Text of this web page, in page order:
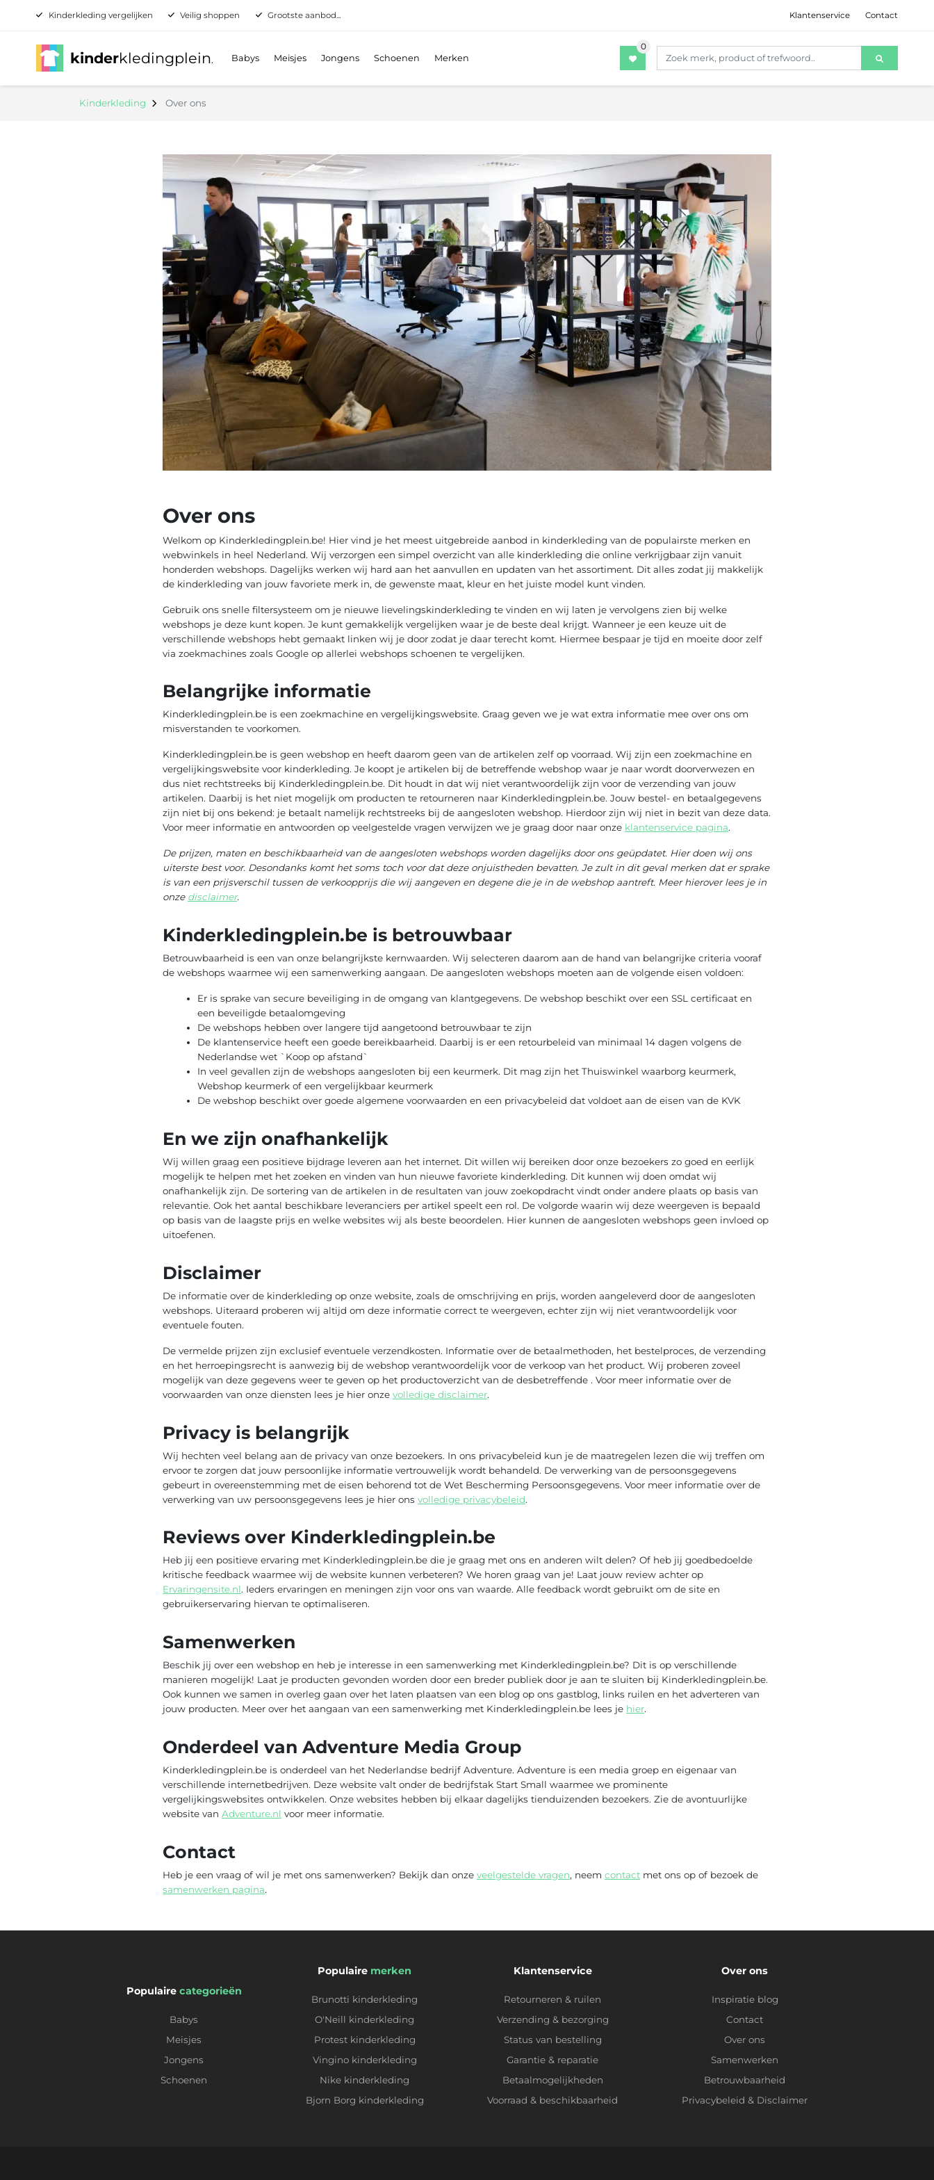
Kinderkleding vergelijken Veilig shoppen Grootste aanbod... Klantenservice Contact
kinderkledingplein. Babys Meisjes Jongens Schoenen Merken
Kinderkleding Over ons
Over ons
Welkom op Kinderkledingplein.be! Hier vind je het meest uitgebreide aanbod in kinderkleding van de populairste merken en
webwinkels in heel Nederland. Wij verzorgen een simpel overzicht van alle kinderkleding die online verkrijgbaar zijn vanuit
honderden webshops. Dagelijks werken wij hard aan het aanvullen en updaten van het assortiment. Dit alles zodat jij makkelijk
de kinderkleding van jouw favoriete merk in, de gewenste maat, kleur en het juiste model kunt vinden.
Gebruik ons snelle filtersysteem om je nieuwe lievelingskinderkleding te vinden en wij laten je vervolgens zien bij welke
webshops je deze kunt kopen. Je kunt gemakkelijk vergelijken waar je de beste deal krijgt. Wanneer je een keuze uit de
verschillende webshops hebt gemaakt linken wij je door zodat je daar terecht komt. Hiermee bespaar je tijd en moeite door zelf
via zoekmachines zoals Google op allerlei webshops schoenen te vergelijken.
Belangrijke informatie
Kinderkledingplein.be is een zoekmachine en vergelijkingswebsite. Graag geven we je wat extra informatie mee over ons om
misverstanden te voorkomen.
Kinderkledingplein.be is geen webshop en heeft daarom geen van de artikelen zelf op voorraad. Wij zijn een zoekmachine en
vergelijkingswebsite voor kinderkleding. Je koopt je artikelen bij de betreffende webshop waar je naar wordt doorverwezen en
dus niet rechtstreeks bij Kinderkledingplein.be. Dit houdt in dat wij niet verantwoordelijk zijn voor de verzending van jouw
artikelen. Daarbij is het niet mogelijk om producten te retourneren naar Kinderkledingplein.be. Jouw bestel- en betaalgegevens
zijn niet bij ons bekend: je betaalt namelijk rechtstreeks bij de aangesloten webshop. Hierdoor zijn wij niet in bezit van deze data.
Voor meer informatie en antwoorden op veelgestelde vragen verwijzen we je graag door naar onze klantenservice pagina.
De prijzen, maten en beschikbaarheid van de aangesloten webshops worden dagelijks door ons geüpdatet. Hier doen wij ons
uiterste best voor. Desondanks komt het soms toch voor dat deze onjuistheden bevatten. Je zult in dit geval merken dat er sprake
is van een prijsverschil tussen de verkoopprijs die wij aangeven en degene die je in de webshop aantreft. Meer hierover lees je in
onze disclaimer.
Kinderkledingplein.be is betrouwbaar
Betrouwbaarheid is een van onze belangrijkste kernwaarden. Wij selecteren daarom aan de hand van belangrijke criteria vooraf
de webshops waarmee wij een samenwerking aangaan. De aangesloten webshops moeten aan de volgende eisen voldoen:
Er is sprake van secure beveiliging in de omgang van klantgegevens. De webshop beschikt over een SSL certificaat en
een beveiligde betaalomgeving
De webshops hebben over langere tijd aangetoond betrouwbaar te zijn
De klantenservice heeft een goede bereikbaarheid. Daarbij is er een retourbeleid van minimaal 14 dagen volgens de
Nederlandse wet `Koop op afstand`
In veel gevallen zijn de webshops aangesloten bij een keurmerk. Dit mag zijn het Thuiswinkel waarborg keurmerk,
Webshop keurmerk of een vergelijkbaar keurmerk
De webshop beschikt over goede algemene voorwaarden en een privacybeleid dat voldoet aan de eisen van de KVK
En we zijn onafhankelijk
Wij willen graag een positieve bijdrage leveren aan het internet. Dit willen wij bereiken door onze bezoekers zo goed en eerlijk
mogelijk te helpen met het zoeken en vinden van hun nieuwe favoriete kinderkleding. Dit kunnen wij doen omdat wij
onafhankelijk zijn. De sortering van de artikelen in de resultaten van jouw zoekopdracht vindt onder andere plaats op basis van
relevantie. Ook het aantal beschikbare leveranciers per artikel speelt een rol. De volgorde waarin wij deze weergeven is bepaald
op basis van de laagste prijs en welke websites wij als beste beoordelen. Hier kunnen de aangesloten webshops geen invloed op
uitoefenen.
Disclaimer
De informatie over de kinderkleding op onze website, zoals de omschrijving en prijs, worden aangeleverd door de aangesloten
webshops. Uiteraard proberen wij altijd om deze informatie correct te weergeven, echter zijn wij niet verantwoordelijk voor
eventuele fouten.
De vermelde prijzen zijn exclusief eventuele verzendkosten. Informatie over de betaalmethoden, het bestelproces, de verzending
en het herroepingsrecht is aanwezig bij de webshop verantwoordelijk voor de verkoop van het product. Wij proberen zoveel
mogelijk van deze gegevens weer te geven op het productoverzicht van de desbetreffende . Voor meer informatie over de
voorwaarden van onze diensten lees je hier onze volledige disclaimer.
Privacy is belangrijk
Wij hechten veel belang aan de privacy van onze bezoekers. In ons privacybeleid kun je de maatregelen lezen die wij treffen om
ervoor te zorgen dat jouw persoonlijke informatie vertrouwelijk wordt behandeld. De verwerking van de persoonsgegevens
gebeurt in overeenstemming met de eisen behorend tot de Wet Bescherming Persoonsgegevens. Voor meer informatie over de
verwerking van uw persoonsgegevens lees je hier ons volledige privacybeleid.
Reviews over Kinderkledingplein.be
Heb jij een positieve ervaring met Kinderkledingplein.be die je graag met ons en anderen wilt delen? Of heb jij goedbedoelde
kritische feedback waarmee wij de website kunnen verbeteren? We horen graag van je! Laat jouw review achter op
Ervaringensite.nl. Ieders ervaringen en meningen zijn voor ons van waarde. Alle feedback wordt gebruikt om de site en
gebruikerservaring hiervan te optimaliseren.
Samenwerken
Beschik jij over een webshop en heb je interesse in een samenwerking met Kinderkledingplein.be? Dit is op verschillende
manieren mogelijk! Laat je producten gevonden worden door een breder publiek door je aan te sluiten bij Kinderkledingplein.be.
Ook kunnen we samen in overleg gaan over het laten plaatsen van een blog op ons gastblog, links ruilen en het adverteren van
jouw producten. Meer over het aangaan van een samenwerking met Kinderkledingplein.be lees je hier.
Onderdeel van Adventure Media Group
Kinderkledingplein.be is onderdeel van het Nederlandse bedrijf Adventure. Adventure is een media groep en eigenaar van
verschillende internetbedrijven. Deze website valt onder de bedrijfstak Start Small waarmee we prominente
vergelijkingswebsites ontwikkelen. Onze websites hebben bij elkaar dagelijks tienduizenden bezoekers. Zie de avontuurlijke
website van Adventure.nl voor meer informatie.
Contact
Heb je een vraag of wil je met ons samenwerken? Bekijk dan onze veelgestelde vragen, neem contact met ons op of bezoek de
samenwerken pagina.
Populaire categorieën
Babys
Meisjes
Jongens
Schoenen
Populaire merken
Brunotti kinderkleding
O'Neill kinderkleding
Protest kinderkleding
Vingino kinderkleding
Nike kinderkleding
Bjorn Borg kinderkleding
Klantenservice
Retourneren & ruilen
Verzending & bezorging
Status van bestelling
Garantie & reparatie
Betaalmogelijkheden
Voorraad & beschikbaarheid
Over ons
Inspiratie blog
Contact
Over ons
Samenwerken
Betrouwbaarheid
Privacybeleid & Disclaimer